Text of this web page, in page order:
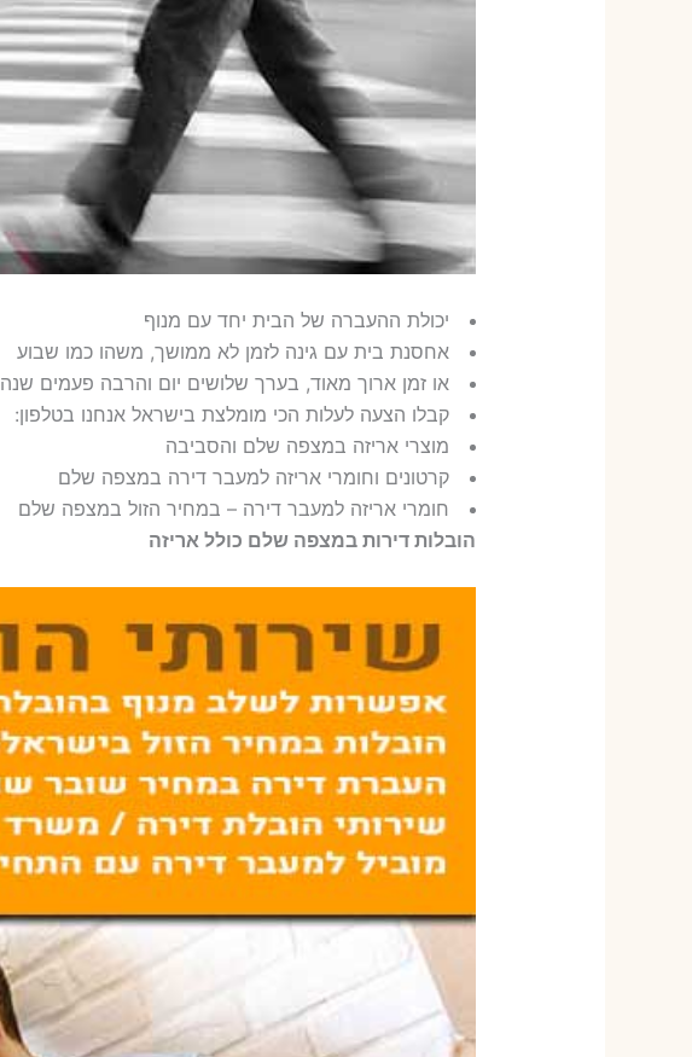
יכולת ההעברה של הבית יחד עם מנוף
אחסנת בית עם גינה לזמן לא ממושך, משהו כמו שבוע
או זמן ארוך מאוד, בערך שלושים יום והרבה פעמים שנה
קבלו הצעה לעלות הכי מומלצת בישראל אנחנו בטלפון:
מוצרי אריזה במצפה שלם והסביבה
קרטונים וחומרי אריזה למעבר דירה במצפה שלם
חומרי אריזה למעבר דירה – במחיר הזול במצפה שלם
הובלות דירות במצפה שלם כולל אריזה